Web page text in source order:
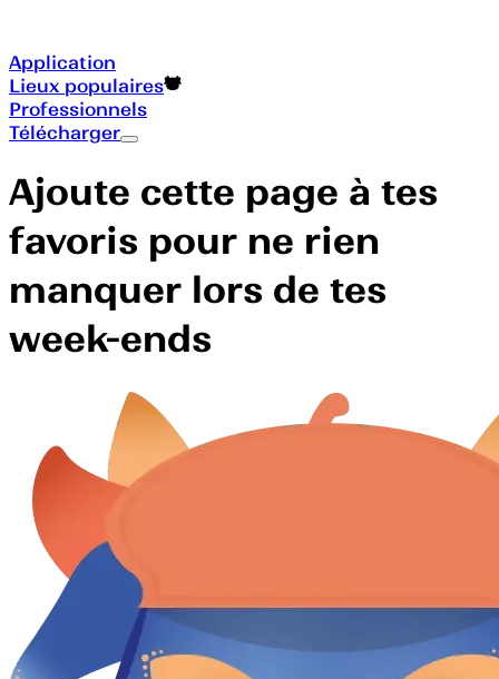
Application
Lieux populaires
Professionnels
Télécharger
Ajoute cette page à tes
favoris pour ne rien
manquer lors de tes
week-ends